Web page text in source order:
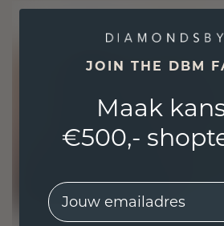
JOIN THE DBM
Maak
€500,-
EMail